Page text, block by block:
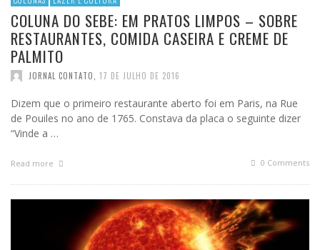
COLUNA DO SEBE: EM PRATOS LIMPOS – SOBRE
RESTAURANTES, COMIDA CASEIRA E CREME DE
PALMITO
JORNAL CONTATO 17 DE JULHO DE 2016
Dizem que o primeiro restaurante aberto foi em Paris, na Rue
de Pouiles no ano de 1765. Constava da placa o seguinte dizer
“Vinde a …
Read more 0 Comments